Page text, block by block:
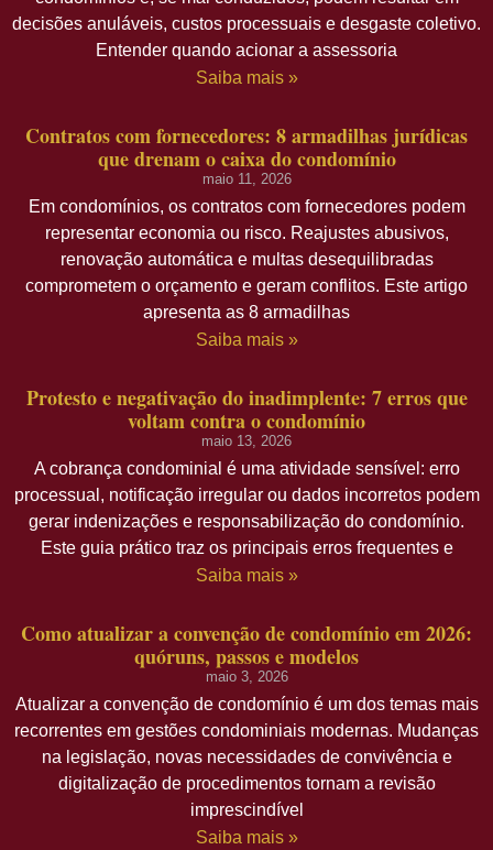
decisões anuláveis, custos processuais e desgaste coletivo.
Entender quando acionar a assessoria
Saiba mais »
Contratos com fornecedores: 8 armadilhas jurídicas
que drenam o caixa do condomínio
maio 11, 2026
Em condomínios, os contratos com fornecedores podem
representar economia ou risco. Reajustes abusivos,
renovação automática e multas desequilibradas
comprometem o orçamento e geram conflitos. Este artigo
apresenta as 8 armadilhas
Saiba mais »
Protesto e negativação do inadimplente: 7 erros que
voltam contra o condomínio
maio 13, 2026
A cobrança condominial é uma atividade sensível: erro
processual, notificação irregular ou dados incorretos podem
gerar indenizações e responsabilização do condomínio.
Este guia prático traz os principais erros frequentes e
Saiba mais »
Como atualizar a convenção de condomínio em 2026:
quóruns, passos e modelos
maio 3, 2026
Atualizar a convenção de condomínio é um dos temas mais
recorrentes em gestões condominiais modernas. Mudanças
na legislação, novas necessidades de convivência e
digitalização de procedimentos tornam a revisão
imprescindível
Saiba mais »